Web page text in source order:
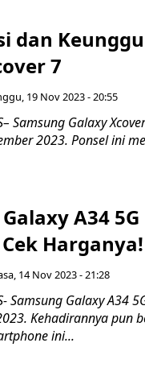
dan
7
19 Nov 2023 - 20:55
Samsung Galaxy
2023. Ponsel ini
A34
Harganya!
14 Nov 2023 - 21:28
Samsung Galaxy
Kehadirannya pun
ini...